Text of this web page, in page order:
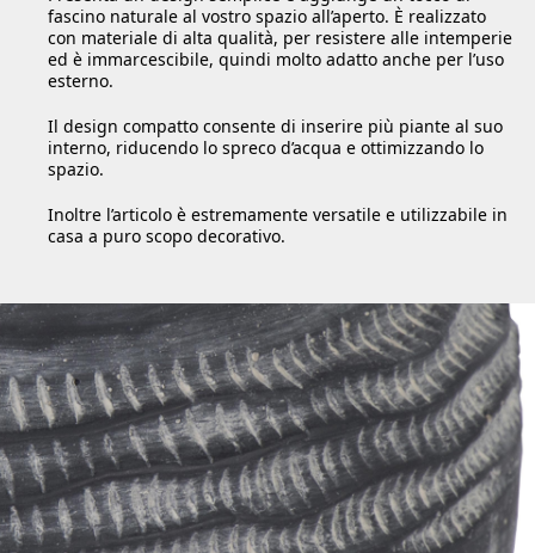
fascino naturale al vostro spazio all’aperto. È realizzato
con materiale di alta qualità, per resistere alle intemperie
ed è immarcescibile, quindi molto adatto anche per l’uso
esterno.
Il design compatto consente di inserire più piante al suo
interno, riducendo lo spreco d’acqua e ottimizzando lo
spazio.
Inoltre l’articolo è estremamente versatile e utilizzabile in
casa a puro scopo decorativo.